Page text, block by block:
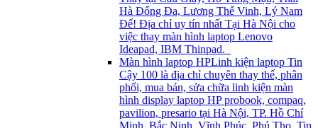
Hà Đống Đa, Lương Thể Vinh, Lý Nam
Đế! Địa chỉ uy tín nhất Tại Hà Nội cho
việc thay màn hình laptop Lenovo
Ideapad, IBM Thinpad.
Màn hình laptop HPLinh kiện laptop Tin
Cậy 100 là địa chỉ chuyên thay thế, phân
phối, mua bán, sửa chữa linh kiện màn
hình display laptop HP probook, compaq,
pavilion, presario tại Hà Nội, TP. Hồ Chí
Minh, Bắc Ninh, Vĩnh Phúc, Phú Thọ. Tin